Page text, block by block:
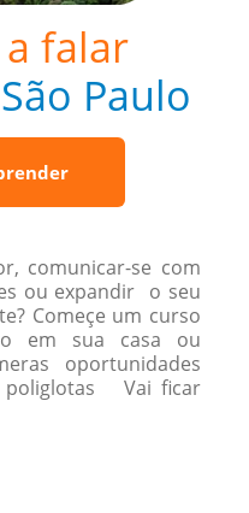
falar
Paulo
comunicar-se com
ou expandir o seu
Começe um curso
em sua casa ou
oportunidades
poliglotas Vai ficar